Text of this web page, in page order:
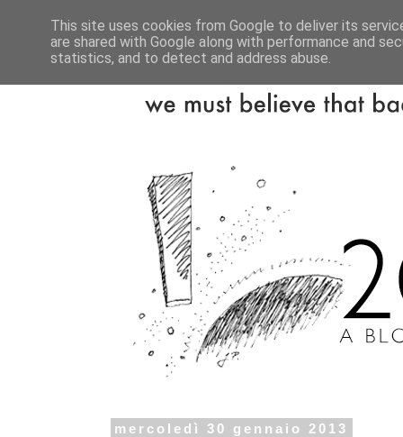
mercoledì 30 gennaio 2013
This site uses cookies from Google to deliver its
are shared with Google along with performance and
statistics, and to detect and address abuse.